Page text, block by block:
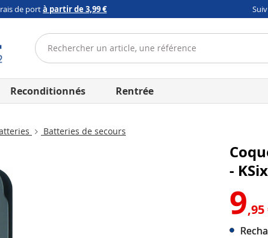
de portà partir de 3,99 €
Reconditionnés Rentrée
Batteries de secours
-
9,95